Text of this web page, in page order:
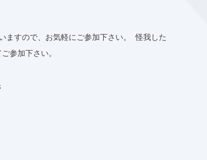
ますので、お気軽にご参加下さい。 怪我した
参加下さい。